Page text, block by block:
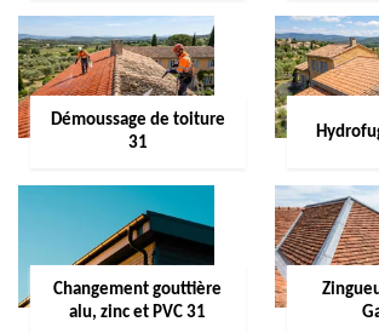
Démoussage de toiture
31
Changement gouttière
alu, zinc et PVC 31